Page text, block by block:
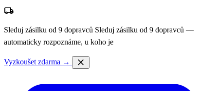
local_shipping
Sleduj zásilku od 9 dopravců Sleduj zásilku od 9 dopravců —
automaticky rozpoznáme, u koho je
Vyzkoušet zdarma → close